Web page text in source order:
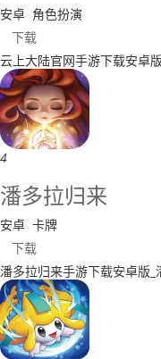
安卓 角色扮演
下载
云上大陆官网手游下载安卓
4
​潘多拉归来
安卓 卡牌
下载
潘多拉归来手游下载安卓版_